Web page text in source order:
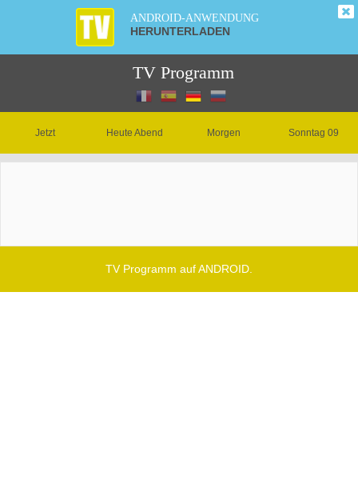
ANDROID-ANWENDUNG
HERUNTERLADEN
TV Programm
Jetzt Heute Abend Morgen Sonntag 09
TV Programm auf ANDROID.